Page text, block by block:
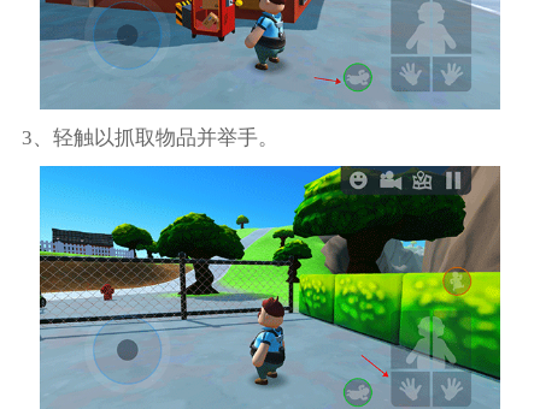
3、轻触以抓取物品并举手。